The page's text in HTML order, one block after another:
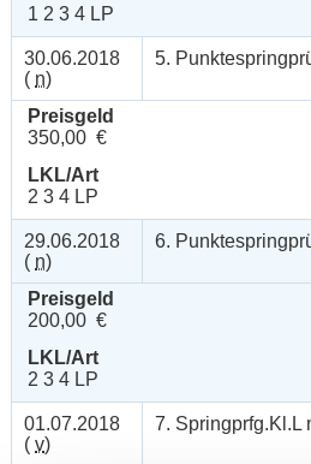
1 2 3 4 LP
30.06.2018
( n)
5.
Preisgeld
350,00 €
LKL/Art
2 3 4 LP
29.06.2018
( n)
6.
Preisgeld
200,00 €
LKL/Art
2 3 4 LP
01.07.2018
( v)
7. Springprfg.Kl.L